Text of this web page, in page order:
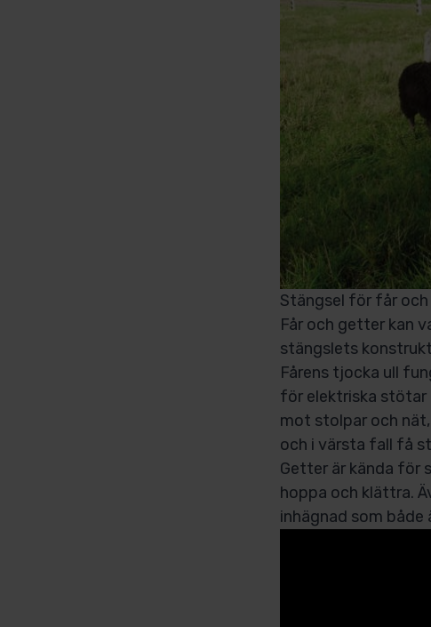
Stängsel för får
Får och getter kan
stängslets
Fårens tjocka ull
för elektriska stötar
mot stolpar och
och i värsta fall få
Getter är kända för
hoppa och klättra.
inhägnad som både